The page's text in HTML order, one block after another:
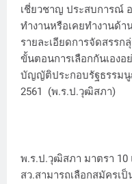
เชี่ยวชาญ ประสบการณ์
ทำงานหรือเคยทำงานด้
รายละเอียดการจัดสรร
ขั้นตอนการเลือกกันเองอ
บัญญัติประกอบรัฐธรรม
2561 (พ.ร.ป.วุฒิสภา)
พ.ร.ป.วุฒิสภา มาตรา 10
สว.สามารถเลือกสมัครเ